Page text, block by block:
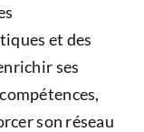
et des
ses
son réseau